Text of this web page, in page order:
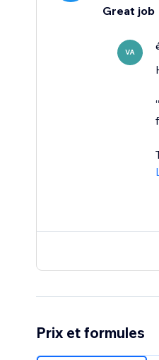
Great job
VA
Prix et formules